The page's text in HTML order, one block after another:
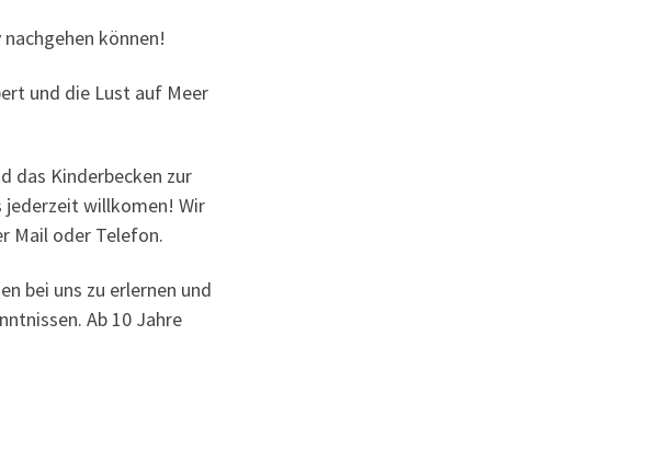
können!
und die Lust auf Meer
das Kinderbecken zur
jederzeit willkomen! Wir
Mail oder Telefon.
bei uns zu erlernen und
Ab 10 Jahre